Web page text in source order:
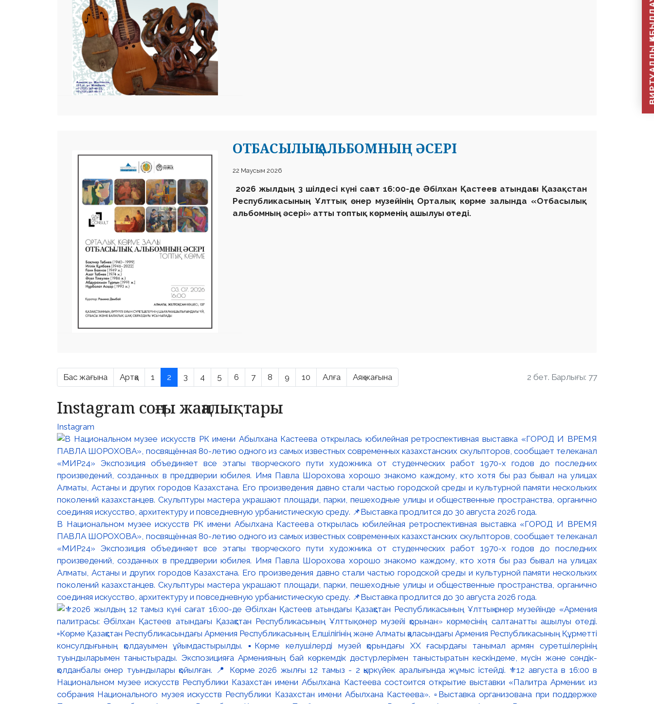
ОТБАСЫЛЫҚ АЛЬБОМНЫҢ ӘСЕРІ
22 Маусым 2026
2026 жылдың 3 шілдесі күні сағат 16:00-де Әбілхан Қастеев атындағы Қазақстан
Республикасының Ұлттық өнер музейінің Орталық көрме залында «Отбасылық
альбомның әсері» атты топтық көрменің ашылуы өтеді.
Бас жағына Артқа 1 2 3 4 5 6 7 8 9 10 Алға Аяқ жағына 2 бет. Барлығы: 77
Instagram соңғы жаңалықтары
Instagram
В Национальном музее искусств РК имени Абылхана Кастеева открылась юбилейная ретроспективная выставка «ГОРОД И ВРЕМЯ
ПАВЛА ШОРОХОВА», посвящённая 80-летию одного из самых известных современных казахстанских скульпторов, сообщает телеканал
«МИР24» Экспозиция объединяет все этапы творческого пути художника от студенческих работ 1970-х годов до последних
произведений, созданных в преддверии юбилея. Имя Павла Шорохова хорошо знакомо каждому, кто хотя бы раз бывал на улицах
Алматы, Астаны и других городов Казахстана. Его произведения давно стали частью городской среды и культурной памяти нескольких
поколений казахстанцев. Скульптуры мастера украшают площади, парки, пешеходные улицы и общественные пространства, органично
соединяя искусство, архитектуру и повседневную урбанистическую среду. 📌Выставка продлится до 30 августа 2026 года.